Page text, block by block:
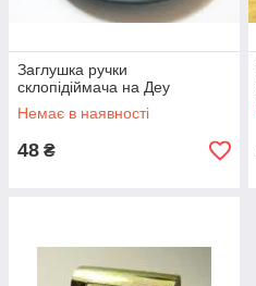
Заглушка ручки
склопідіймача на Деу
Немає в наявності
48 ₴